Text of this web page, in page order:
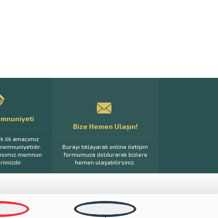
ilk amacımız
memnun
Bize Hemen Ulaşın!
Burayı tıklayarak online iletişim
formumuza doldurarak bizlere
hemen ulaşabilirsiniz.